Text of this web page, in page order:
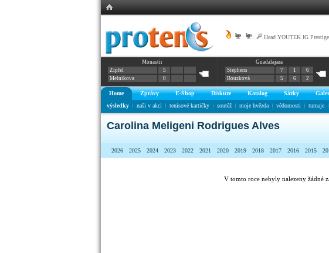
Head YOUTEK IG
Monastir
Zipfel
5
Melnikova
0
Guadalajara
Stephens
7 1
6
Bouzková
5 6 2
Home Zprávy E-Shop Diskuze Katalog Sázky
výsledky
naši v akci tenisové kartičky soutěž moje hvězda vědomosti turnaje
Carolina Meligeni Rodrigues Alves
2026 2025 2024 2023 2022 2021 2020 2019 2018 2017 2016 2015
V tomto roce nebyly nalezeny žádné